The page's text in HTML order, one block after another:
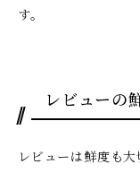
す。
レビューの
レビューは鮮度も